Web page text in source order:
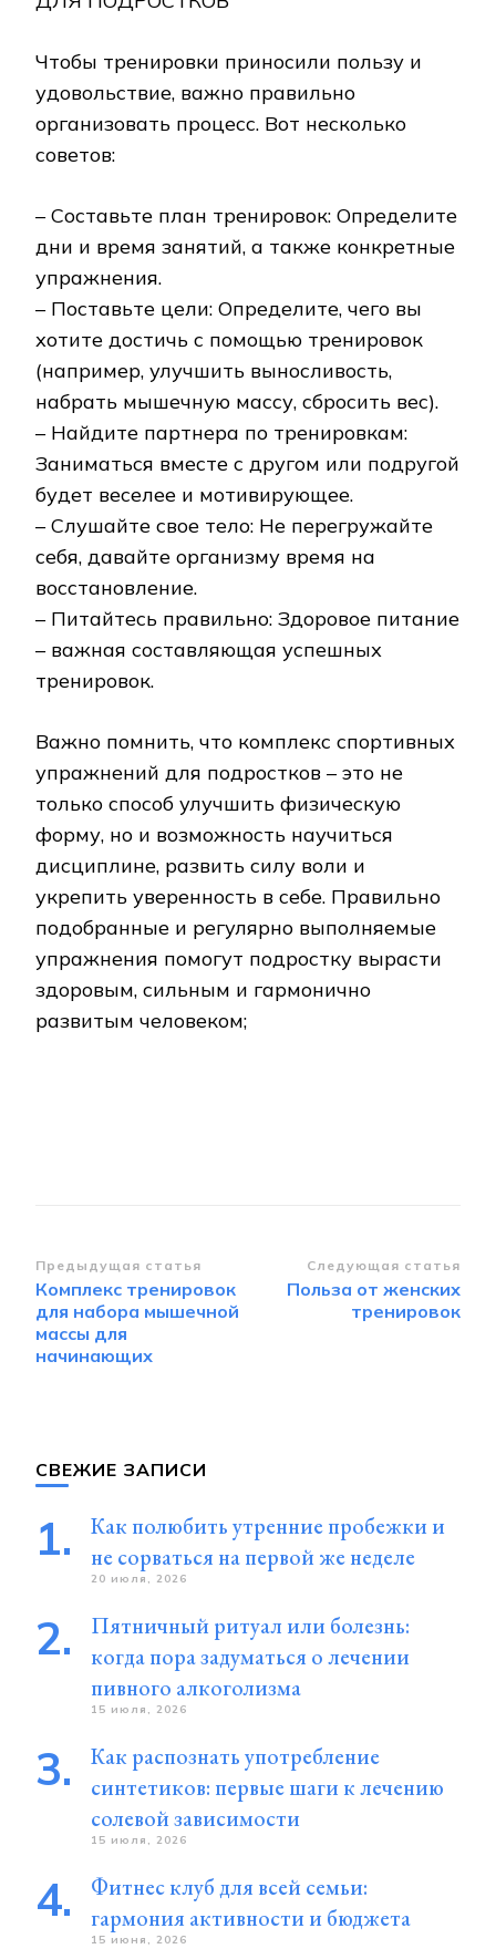
Чтобы тренировки приносили пользу и
удовольствие‚ важно правильно
организовать процесс. Вот несколько
советов:
– Составьте план тренировок: Определите
дни и время занятий‚ а также конкретные
упражнения.
– Поставьте цели: Определите‚ чего вы
хотите достичь с помощью тренировок
(например‚ улучшить выносливость‚
набрать мышечную массу‚ сбросить вес).
– Найдите партнера по тренировкам:
Заниматься вместе с другом или подругой
будет веселее и мотивирующее.
– Слушайте свое тело: Не перегружайте
себя‚ давайте организму время на
восстановление.
– Питайтесь правильно: Здоровое питание
– важная составляющая успешных
тренировок.
Важно помнить‚ что комплекс спортивных
упражнений для подростков – это не
только способ улучшить физическую
форму‚ но и возможность научиться
дисциплине‚ развить силу воли и
укрепить уверенность в себе. Правильно
подобранные и регулярно выполняемые
упражнения помогут подростку вырасти
здоровым‚ сильным и гармонично
развитым человеком;
Навигация
по
записям
Предыдущая статья
Комплекс тренировок
для набора мышечной
массы для
начинающих
Следующая статья
Польза от женских
тренировок
СВЕЖИЕ ЗАПИСИ
Как полюбить утренние пробежки и
не сорваться на первой же неделе
20 июля, 2026
Пятничный ритуал или болезнь:
когда пора задуматься о лечении
пивного алкоголизма
15 июля, 2026
Как распознать употребление
синтетиков: первые шаги к лечению
солевой зависимости
15 июля, 2026
Фитнес клуб для всей семьи:
гармония активности и бюджета
15 июня, 2026